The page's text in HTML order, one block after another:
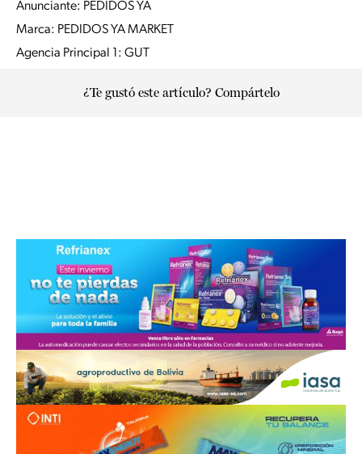
Anunciante: PEDIDOS YA
Marca: PEDIDOS YA MARKET
Agencia Principal 1: GUT
¿Te gustó este artículo? Compártelo